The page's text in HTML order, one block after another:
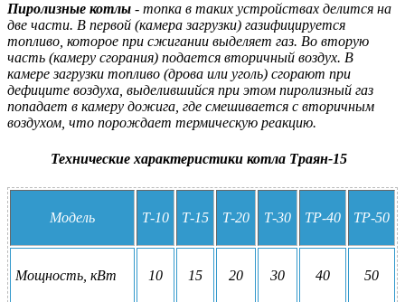
Пиролизные котлы - топка в таких устройствах делится на
две части. В первой (камера загрузки) газифицируется
топливо, которое при сжигании выделяет газ. Во вторую
часть (камеру сгорания) подается вторичный воздух. В
камере загрузки топливо (дрова или уголь) сгорают при
дефиците воздуха, выделившийся при этом пиролизный газ
попадает в камеру дожига, где смешивается с вторичным
воздухом, что порождает термическую реакцию.
Технические характеристики котла Траян-15
Модель Т-10 Т-15 Т-20 Т-30 ТР-40 ТР-50
Мощность, кВт 10 15 20 30 40 50